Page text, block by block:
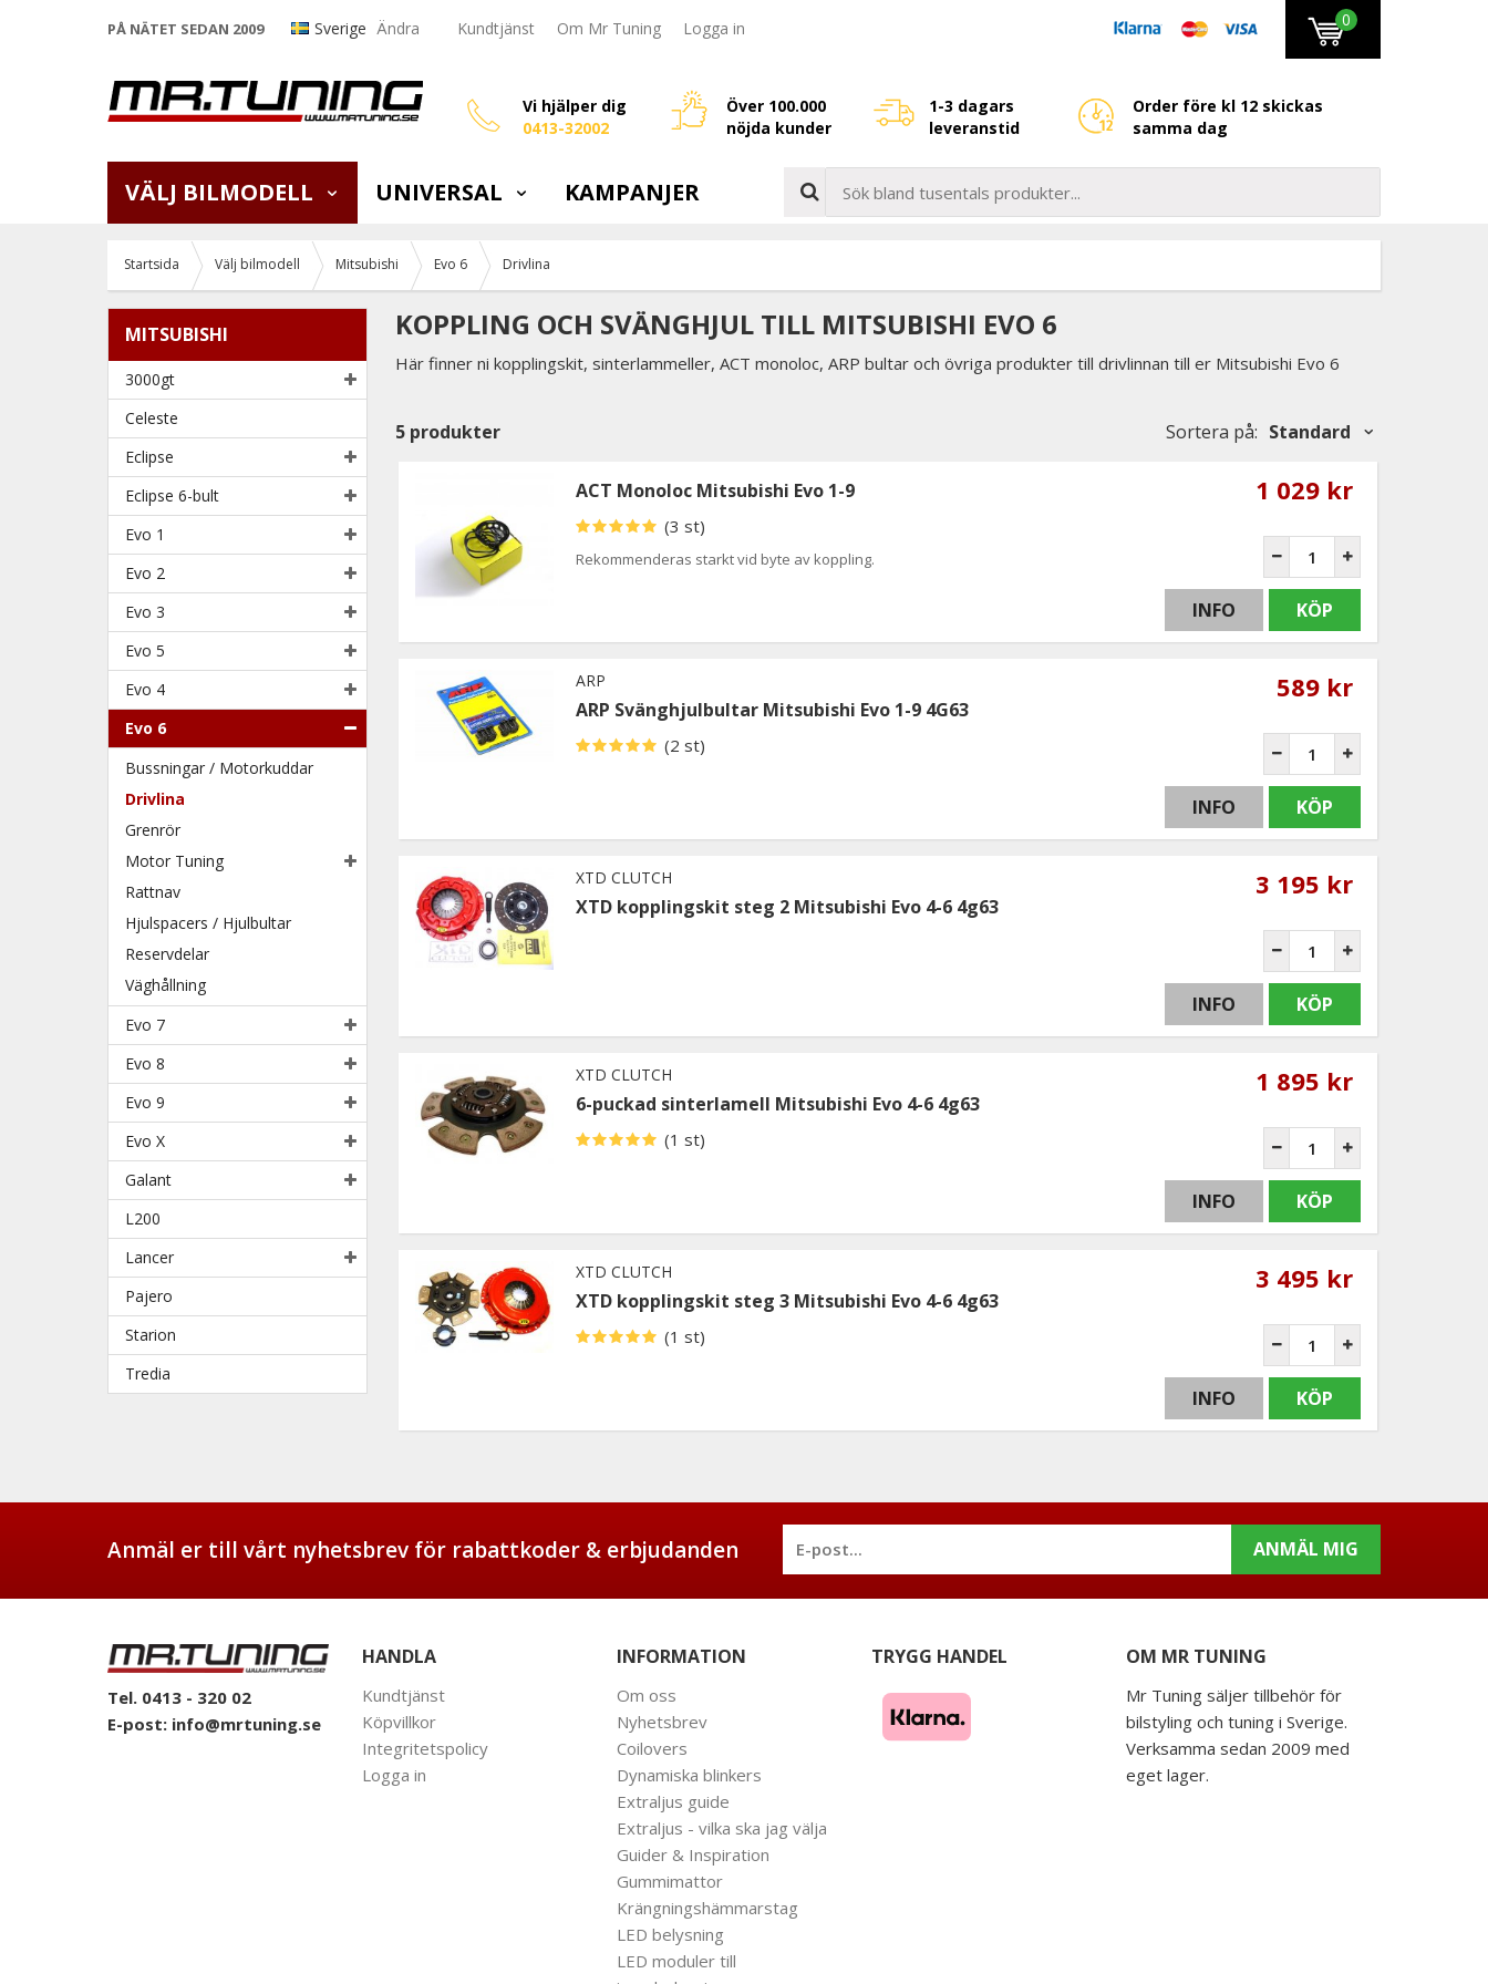
PÅ NÄTET SEDAN 2009 Sverige Ändra Kundtjänst Om Mr Tuning Logga in 0
Vi hjälper dig
0413-32002
Över 100.000
nöjda kunder
1-3 dagars
leveranstid
Order före kl 12 skickas
samma dag
VÄLJ BILMODELL UNIVERSAL KAMPANJER
Startsida Välj bilmodell Mitsubishi Evo 6 Drivlina
MITSUBISHI
3000gt
Celeste
Eclipse
Eclipse 6-bult
Evo 1
Evo 2
Evo 3
Evo 5
Evo 4
Evo 6
Bussningar / Motorkuddar
Drivlina
Grenrör
Motor Tuning
Rattnav
Hjulspacers / Hjulbultar
Reservdelar
Väghållning
Evo 7
Evo 8
Evo 9
Evo X
Galant
L200
Lancer
Pajero
Starion
Tredia
KOPPLING OCH SVÄNGHJUL TILL MITSUBISHI EVO 6
Här finner ni kopplingskit, sinterlammeller, ACT monoloc, ARP bultar och övriga produkter till drivlinnan till er Mitsubishi Evo 6
5 produkter Sortera på: Standard
ACT Monoloc Mitsubishi Evo 1-9
(3 st)
Rekommenderas starkt vid byte av koppling.
1 029 kr
INFO KÖP
ARP
ARP Svänghjulbultar Mitsubishi Evo 1-9 4G63
(2 st)
589 kr
INFO KÖP
XTD CLUTCH
XTD kopplingskit steg 2 Mitsubishi Evo 4-6 4g63
3 195 kr
INFO KÖP
XTD CLUTCH
6-puckad sinterlamell Mitsubishi Evo 4-6 4g63
(1 st)
1 895 kr
INFO KÖP
XTD CLUTCH
XTD kopplingskit steg 3 Mitsubishi Evo 4-6 4g63
(1 st)
3 495 kr
INFO KÖP
Anmäl er till vårt nyhetsbrev för rabattkoder & erbjudanden ANMÄL MIG
Tel. 0413 - 320 02
E-post: info@mrtuning.se
HANDLA
Kundtjänst
Köpvillkor
Integritetspolicy
Logga in
INFORMATION
Om oss
Nyhetsbrev
Coilovers
Dynamiska blinkers
Extraljus guide
Extraljus - vilka ska jag välja
Guider & Inspiration
Gummimattor
Krängningshämmarstag
LED belysning
LED moduler till
TRYGG HANDEL OM MR TUNING
Mr Tuning säljer tillbehör för
bilstyling och tuning i Sverige.
Verksamma sedan 2009 med
eget lager.